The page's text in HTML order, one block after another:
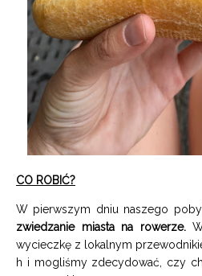
CO ROBIĆ?
W pierwszym dniu naszego
zwiedzanie miasta na rowerze.
wycieczkę z lokalnym
h i mogliśmy zdecydować, czy